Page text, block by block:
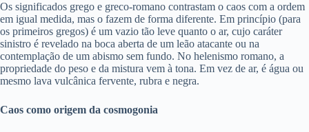
Os significados grego e greco-romano contrastam o caos com a ordem
em igual medida, mas o fazem de forma diferente. Em princípio (para
os primeiros gregos) é um vazio tão leve quanto o ar, cujo caráter
sinistro é revelado na boca aberta de um leão atacante ou na
contemplação de um abismo sem fundo. No helenismo romano, a
propriedade do peso e da mistura vem à tona. Em vez de ar, é água ou
mesmo lava vulcânica fervente, rubra e negra.
Caos como origem da cosmogonia